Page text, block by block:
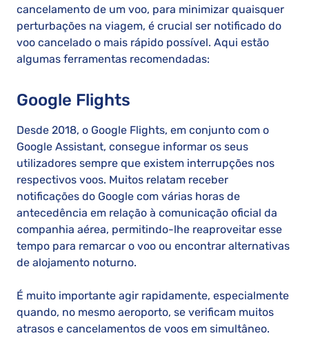
cancelamento de um voo, para minimizar quaisquer
perturbações na viagem, é crucial ser notificado do
voo cancelado o mais rápido possível. Aqui estão
algumas ferramentas recomendadas:
Google Flights
Desde 2018, o Google Flights, em conjunto com o
Google Assistant, consegue informar os seus
utilizadores sempre que existem interrupções nos
respectivos voos. Muitos relatam receber
notificações do Google com várias horas de
antecedência em relação à comunicação oficial da
companhia aérea, permitindo-lhe reaproveitar esse
tempo para remarcar o voo ou encontrar alternativas
de alojamento noturno.
É muito importante agir rapidamente, especialmente
quando, no mesmo aeroporto, se verificam muitos
atrasos e cancelamentos de voos em simultâneo.